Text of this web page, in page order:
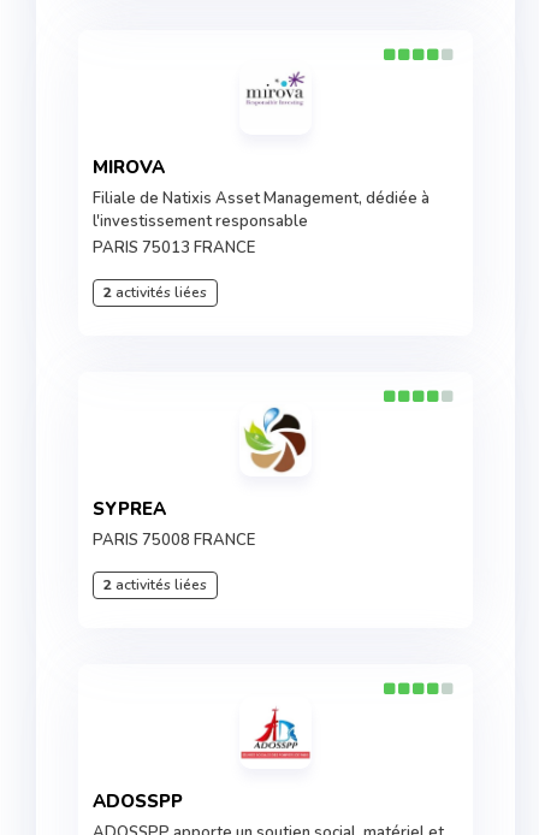
MIROVA
Filiale de Natixis Asset Management, dédiée à
l'investissement responsable
PARIS 75013 FRANCE
2activités liées
SYPREA
PARIS 75008 FRANCE
2activités liées
ADOSSPP